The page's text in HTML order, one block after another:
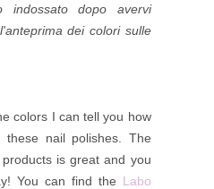
indossato dopo avervi
dei colori sulle
colors I can tell you how
nail polishes. The
is great and you
You can find the Labo